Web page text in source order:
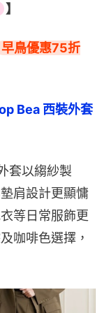
】
早鳥優惠75折
Bea 西裝外套
套以縐紗製
肩設計更顯慵
等日常服飾更
咖啡色選擇，